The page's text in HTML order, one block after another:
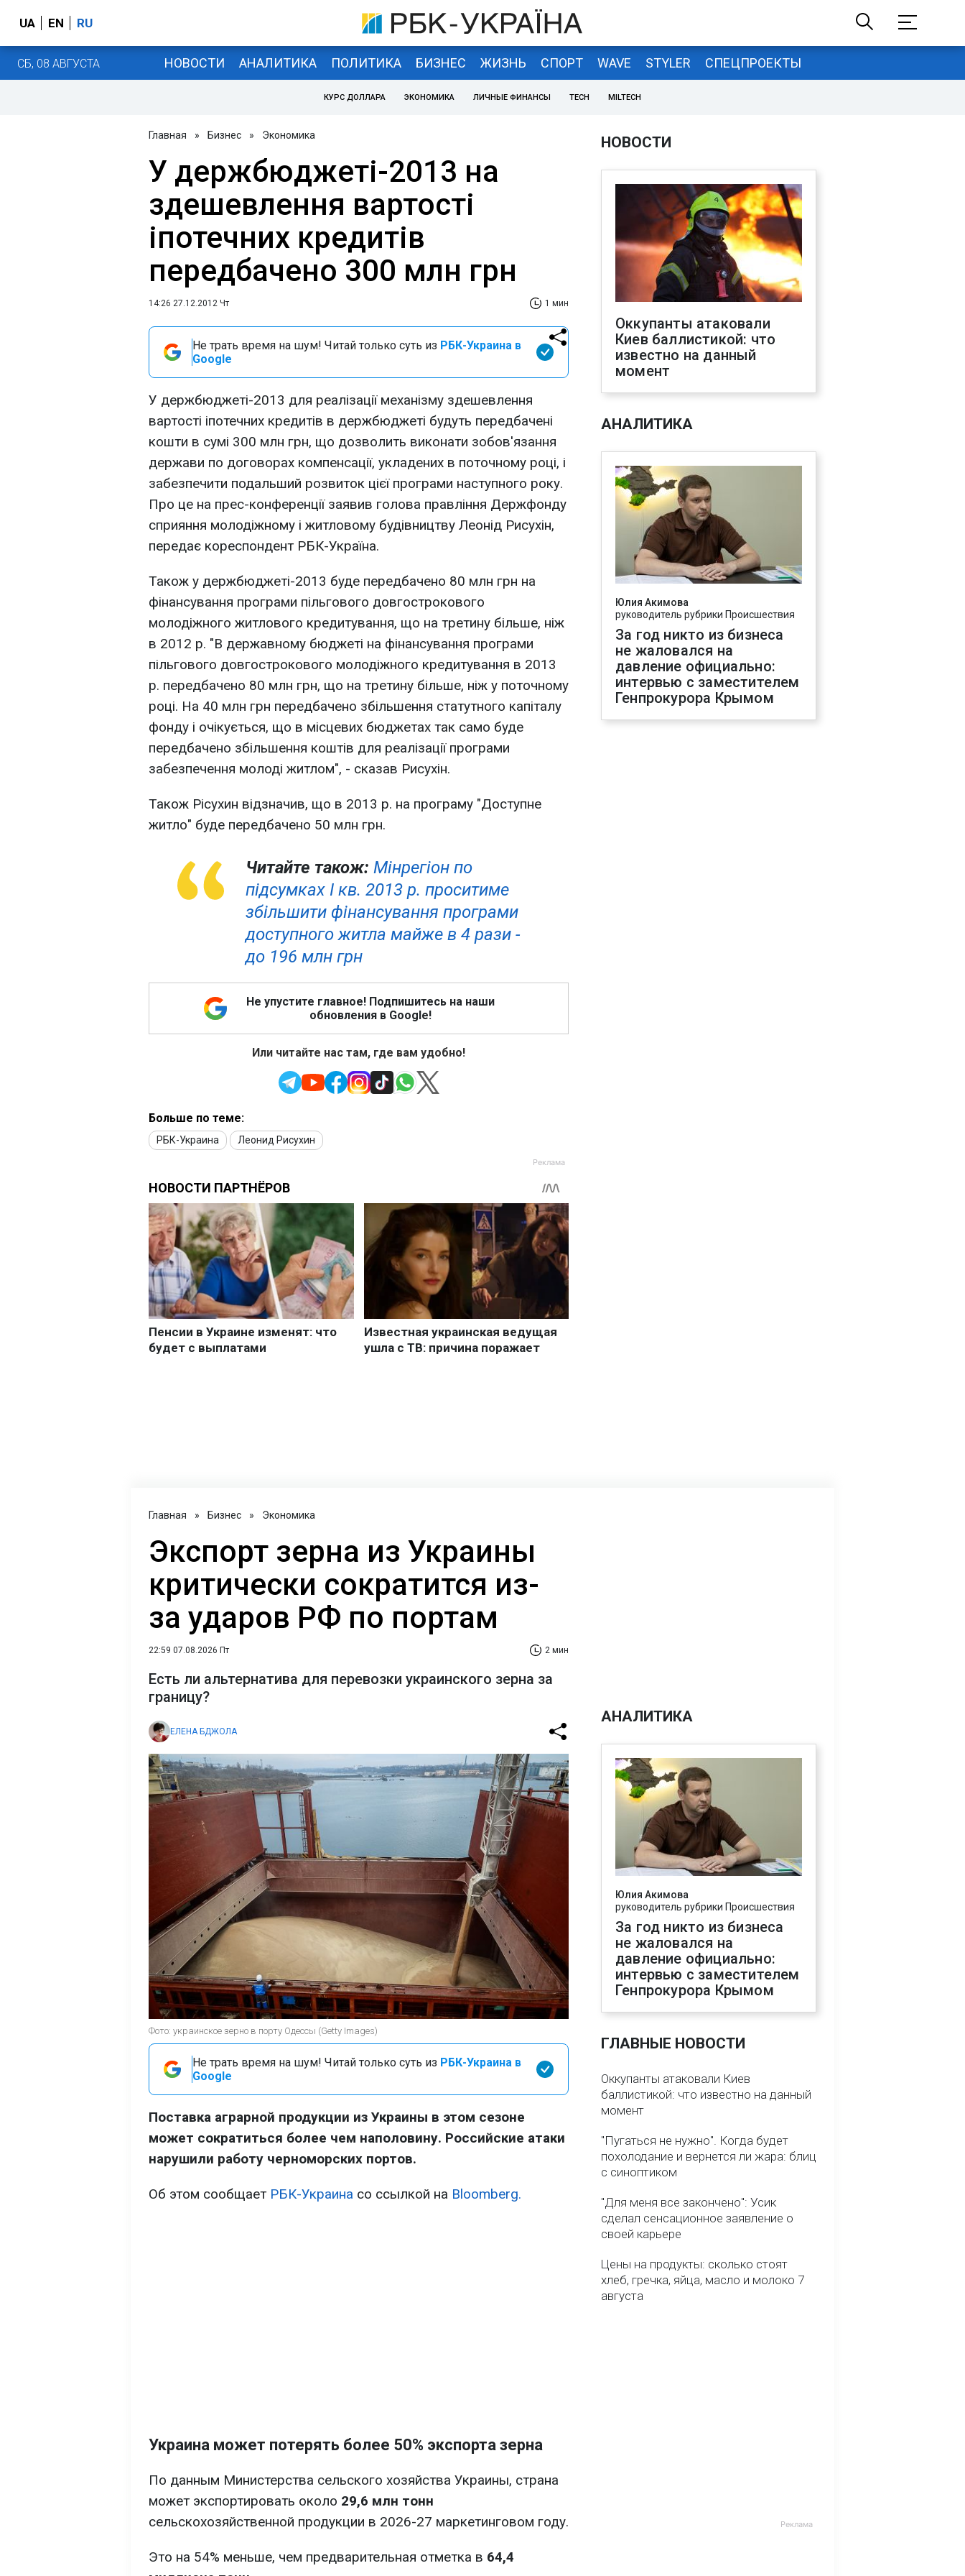
UA EN RU
СБ, 08 АВГУСТА НОВОСТИ АНАЛИТИКА ПОЛИТИКА БИЗНЕС ЖИЗНЬ СПОРТ WAVE STYLER СПЕЦПРОЕКТЫ
КУРС ДОЛЛАРА ЭКОНОМИКА ЛИЧНЫЕ ФИНАНСЫ TECH MILTECH
Главная » Бизнес » Экономика
У держбюджеті-2013 на
здешевлення вартості
іпотечних кредитів
передбачено 300 млн грн
14:26 27.12.2012 Чт 1 мин
Не трать время на шум! Читай только суть из РБК-Украина в
Google
У держбюджеті-2013 для реалізації механізму здешевлення
вартості іпотечних кредитів в держбюджеті будуть передбачені
кошти в сумі 300 млн грн, що дозволить виконати зобов'язання
держави по договорах компенсації, укладених в поточному році, і
забезпечити подальший розвиток цієї програми наступного року.
Про це на прес-конференції заявив голова правління Держфонду
сприяння молодіжному і житловому будівництву Леонід Рисухін,
передає кореспондент РБК-Україна.
Також у держбюджеті-2013 буде передбачено 80 млн грн на
фінансування програми пільгового довгострокового
молодіжного житлового кредитування, що на третину більше, ніж
в 2012 р. "В державному бюджеті на фінансування програми
пільгового довгострокового молодіжного кредитування в 2013
р. передбачено 80 млн грн, що на третину більше, ніж у поточному
році. На 40 млн грн передбачено збільшення статутного капіталу
фонду і очікується, що в місцевих бюджетах так само буде
передбачено збільшення коштів для реалізації програми
забезпечення молоді житлом", - сказав Рисухін.
Також Рісухин відзначив, що в 2013 р. на програму "Доступне
житло" буде передбачено 50 млн грн.
Читайте також: Мінрегіон по
підсумках І кв. 2013 р. проситиме
збільшити фінансування програми
доступного житла майже в 4 рази -
до 196 млн грн
Не упустите главное! Подпишитесь на наши
обновления в Google!
Или читайте нас там, где вам удобно!
Больше по теме:
РБК-Украина Леонид Рисухин
НОВОСТИ
Оккупанты атаковали
Киев баллистикой: что
известно на данный
момент
АНАЛИТИКА
Юлия Акимова
руководитель рубрики Происшествия
За год никто из бизнеса
не жаловался на
давление официально:
интервью с заместителем
Генпрокурора Крымом
Главная » Бизнес » Экономика
Экспорт зерна из Украины
критически сократится из-
за ударов РФ по портам
22:59 07.08.2026 Пт 2 мин
Есть ли альтернатива для перевозки украинского зерна за
границу?
ЕЛЕНА БДЖОЛА
Фото: украинское зерно в порту Одессы (Getty Images)
Не трать время на шум! Читай только суть из РБК-Украина в
Google
Поставка аграрной продукции из Украины в этом сезоне
может сократиться более чем наполовину. Российские атаки
нарушили работу черноморских портов.
Об этом сообщает РБК-Украина со ссылкой на Bloomberg.
Украина может потерять более 50% экспорта зерна
По данным Министерства сельского хозяйства Украины, страна
может экспортировать около 29,6 млн тонн
сельскохозяйственной продукции в 2026-27 маркетинговом году.
Это на 54% меньше, чем предварительная отметка в 64,4
АНАЛИТИКА
Юлия Акимова
руководитель рубрики Происшествия
За год никто из бизнеса
не жаловался на
давление официально:
интервью с заместителем
Генпрокурора Крымом
ГЛАВНЫЕ НОВОСТИ
Оккупанты атаковали Киев
баллистикой: что известно на данный
момент
"Пугаться не нужно". Когда будет
похолодание и вернется ли жара: блиц
с синоптиком
"Для меня все закончено": Усик
сделал сенсационное заявление о
своей карьере
Цены на продукты: сколько стоят
хлеб, гречка, яйца, масло и молоко 7
августа